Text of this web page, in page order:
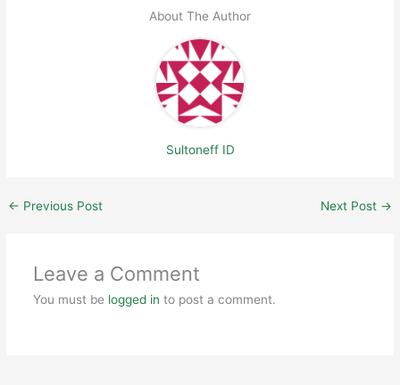
About The Author
Sultoneff ID
← Previous Post Next Post →
Leave a Comment
You must be logged in to post a comment.